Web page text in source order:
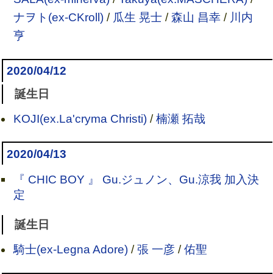
ナヲト(ex-CKroll)/ 瓜生 晃士/森山 昌幸/ 川内
亨
2020/04/12
誕生日
KOJI(ex.La'cryma Christi)/楠瀬 拓哉
2020/04/13
『 CHIC BOY 』 Gu.ジュノン、Gu.涼我 加入決
定
誕生日
騎士(ex-Legna Adore)/張 一彦/佑聖